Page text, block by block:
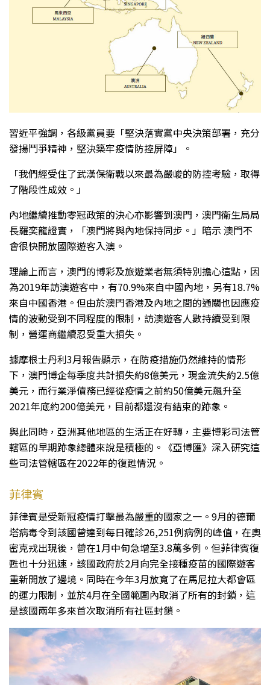
習近平強調，各級黨員要「堅決落實黨中央決策部署，充分
發揚鬥爭精神，堅決築牢疫情防控屏障」。
「我們經受住了武漢保衛戰以來最為嚴峻的防控考驗，取得
了階段性成效。」
內地繼續推動零冠政策的決心亦影響到澳門，澳門衛生局局
長羅奕龍證實，「澳門將與內地保持同步。」暗示 澳門不
會很快開放國際遊客入澳。
理論上而言，澳門的博彩及旅遊業者無須特別擔心這點，因
為2019年訪澳遊客中，有70.9%來自中國內地，另有18.7%
來自中國香港。但由於澳門香港及內地之間的通關也因應疫
情的波動受到不同程度的限制，訪澳遊客人數持續受到限
制，營運商繼續忍受重大損失。
據摩根士丹利3月報告顯示，在防疫措施仍然維持的情形
下，澳門博企每季度共計損失約8億美元，現金流失約2.5億
美元，而行業淨債務已經從疫情之前約50億美元飆升至
2021年底約200億美元，目前都還沒有結束的跡象。
與此同時，亞洲其他地區的生活正在好轉，主要博彩司法管
轄區的早期跡象總體來說是積極的。《亞博匯》深入研究這
些司法管轄區在2022年的復甦情況。
菲律賓
菲律賓是受新冠疫情打擊最為嚴重的國家之一。9月的德爾
塔病毒令到該國曾達到每日確診26,251例病例的峰值，在奧
密克戎出現後，曾在1月中旬急增至3.8萬多例。但菲律賓復
甦也十分迅速，該國政府於2月向完全接種疫苗的國際遊客
重新開放了邊境。同時在今年3月放寬了在馬尼拉大都會區
的運力限制，並於4月在全國範圍內取消了所有的封鎖，這
是該國兩年多來首次取消所有社區封鎖。